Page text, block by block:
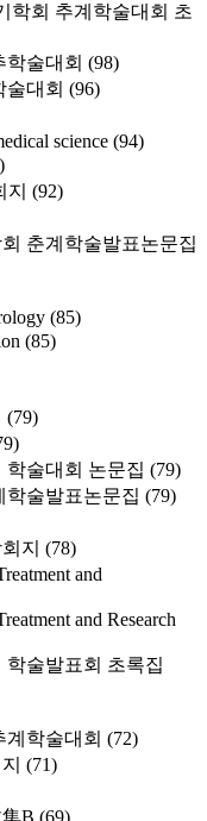
학회 추계학술대회 초
술대회 (98)
대회 (96)
science (94)
(92)
춘계학술발표논문집
(85)
(85)
(79)
학술대회 논문집 (79)
술발표논문집 (79)
지 (78)
and
and Research
술발표회 초록집
학술대회 (72)
(71)
B (69)